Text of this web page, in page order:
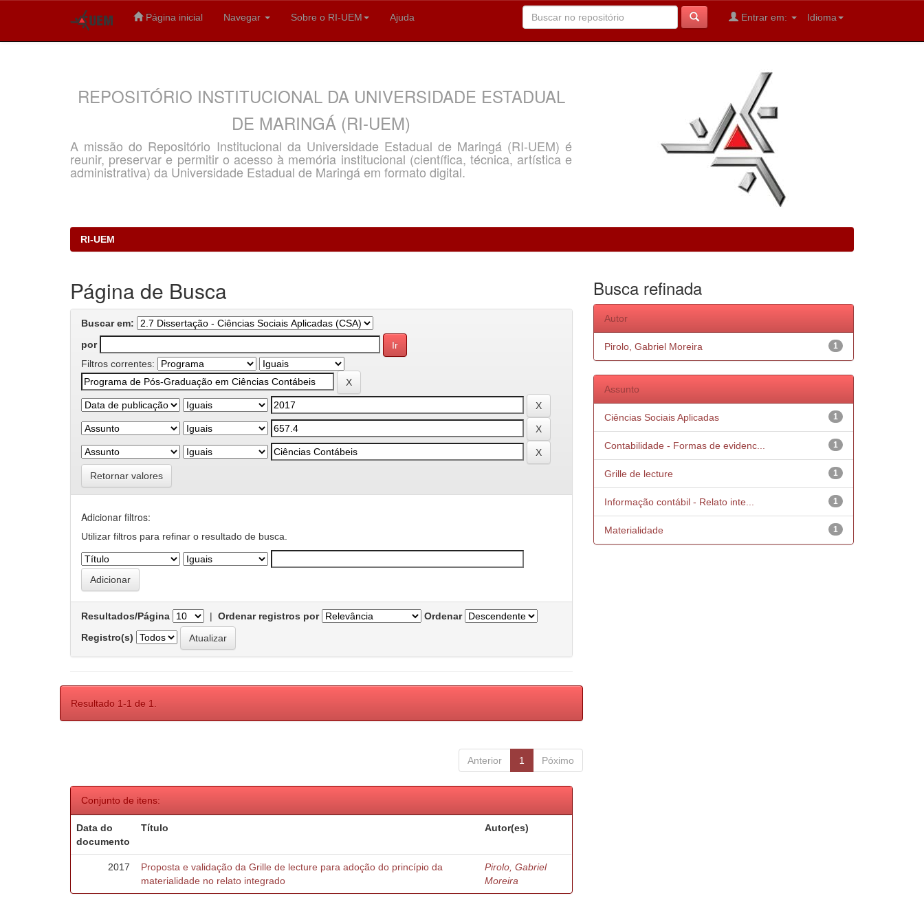
Página inicial Navegar Sobre o RI-UEM Ajuda Idioma
Entrar em:
REPOSITÓRIO INSTITUCIONAL DA UNIVERSIDADE ESTADUAL
DE MARINGÁ (RI-UEM)
A missão do Repositório Institucional da Universidade Estadual de Maringá (RI-UEM) é
reunir, preservar e permitir o acesso à memória institucional (científica, técnica, artística e
administrativa) da Universidade Estadual de Maringá em formato digital.
RI-UEM
Página de Busca
Buscar em:
por
Filtros correntes:
Retornar valores
Adicionar filtros:
Utilizar filtros para refinar o resultado de busca.
Resultados/Página | Ordenar registros por
Ordenar
Registro(s)
Resultado 1-1 de 1.
Anterior 1 Póximo
Conjunto de itens:
Data do
documento
Título Autor(es)
2017
Proposta e validação da Grille de lecture para adoção do princípio da
materialidade no relato integrado
Pirolo, Gabriel
Moreira
Busca refinada
Autor
1
Pirolo, Gabriel Moreira
Assunto
1
Ciências Sociais Aplicadas
1
Contabilidade - Formas de evidenc...
1
Grille de lecture
1
Informação contábil - Relato inte...
1
Materialidade